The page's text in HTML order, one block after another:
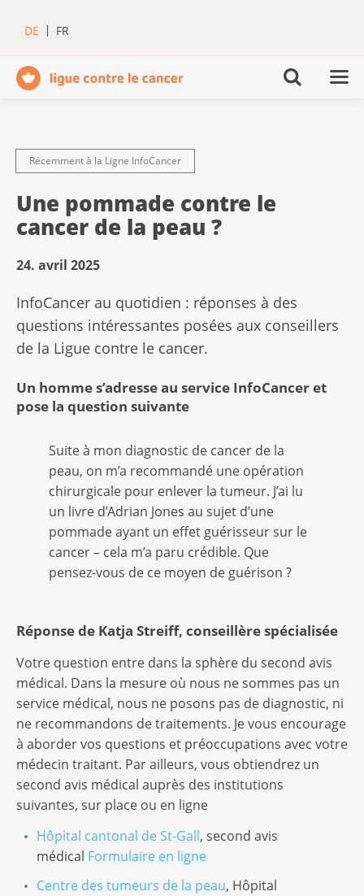
DE FR
Récemment à la Ligne InfoCancer
Une pommade contre le
cancer de la peau ?
24. avril 2025
InfoCancer au quotidien : réponses à des
questions intéressantes posées aux conseillers
de la Ligue contre le cancer.
Un homme s’adresse au service InfoCancer et
pose la question suivante
Suite à mon diagnostic de cancer de la
peau, on m’a recommandé une opération
chirurgicale pour enlever la tumeur. J’ai lu
un livre d’Adrian Jones au sujet d’une
pommade ayant un effet guérisseur sur le
cancer – cela m’a paru crédible. Que
pensez-vous de ce moyen de guérison ?
Réponse de Katja Streiff, conseillère spécialisée
Votre question entre dans la sphère du second avis
médical. Dans la mesure où nous ne sommes pas un
service médical, nous ne posons pas de diagnostic, ni
ne recommandons de traitements. Je vous encourage
à aborder vos questions et préoccupations avec votre
médecin traitant. Par ailleurs, vous obtiendrez un
second avis médical auprès des institutions
suivantes, sur place ou en ligne
Hôpital cantonal de St-Gall, second avis
médical Formulaire en ligne
Centre des tumeurs de la peau, Hôpital